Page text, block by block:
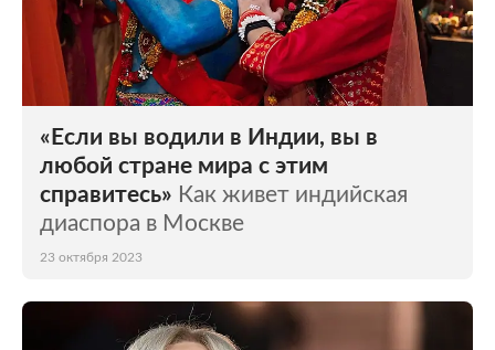
«Если вы водили в Индии, вы в
любой стране мира с этим
справитесь» Как живет индийская
диаспора в Москве
23 октября 2023